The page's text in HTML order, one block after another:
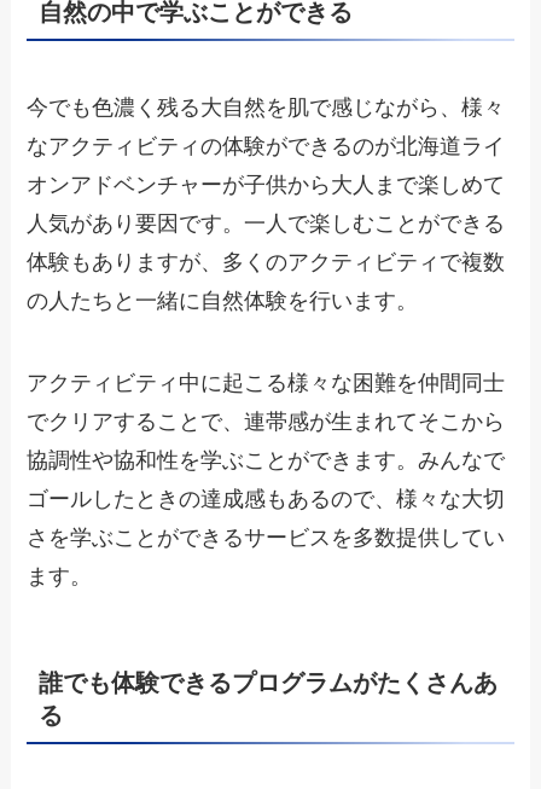
自然の中で学ぶことができる
今でも色濃く残る大自然を肌で感じながら、様々
なアクティビティの体験ができるのが北海道ライ
オンアドベンチャーが子供から大人まで楽しめて
人気があり要因です。一人で楽しむことができる
体験もありますが、多くのアクティビティで複数
の人たちと一緒に自然体験を行います。
アクティビティ中に起こる様々な困難を仲間同士
でクリアすることで、連帯感が生まれてそこから
協調性や協和性を学ぶことができます。みんなで
ゴールしたときの達成感もあるので、様々な大切
さを学ぶことができるサービスを多数提供してい
ます。
誰でも体験できるプログラムがたくさんあ
る